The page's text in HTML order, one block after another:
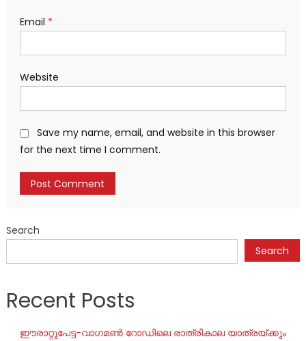
Email *
Website
Save my name, email, and website in this browser
for the next time I comment.
Search
Search
Recent Posts
ഈരാറ്റുപേട്ട-വാഗമൺ റോഡിലെ രാത്രികാല യാത്രയ്ക്കും